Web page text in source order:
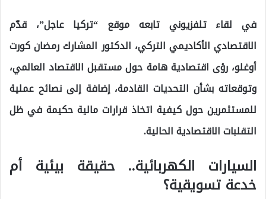
في لقاء تلفزيوني تابعه موقع “تركيا عاجل”، قدّم
الاقتصادي الأكاديمي التركي، الدكتور المشارك رمضان كورت
أوغلو، رؤى اقتصادية هامة حول مستقبل الاقتصاد العالمي،
وتوقعاته بشأن التحديات القادمة، إضافة إلى نصائح عملية
للمستثمرين حول كيفية اتخاذ قرارات مالية حكيمة في ظل
التقلبات الاقتصادية الحالية.
السيارات الكهربائية.. حقيقة بيئية أم
خدعة تسويقية؟